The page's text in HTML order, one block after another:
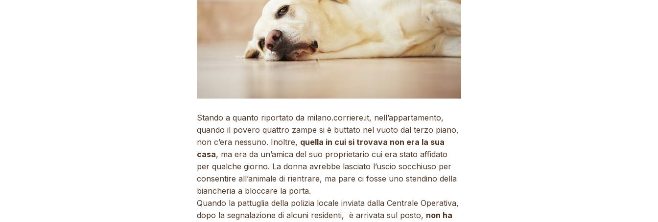
Stando a quanto riportato da milano.corriere.it, nell’appartamento,
quando il povero quattro zampe si è buttato nel vuoto dal terzo piano,
non c’era nessuno. Inoltre, quella in cui si trovava non era la sua
casa, ma era da un’amica del suo proprietario cui era stato affidato
per qualche giorno. La donna avrebbe lasciato l’uscio socchiuso per
consentire all’animale di rientrare, ma pare ci fosse uno stendino della
biancheria a bloccare la porta.
Quando la pattuglia della polizia locale inviata dalla Centrale Operativa,
dopo la segnalazione di alcuni residenti, è arrivata sul posto, non ha